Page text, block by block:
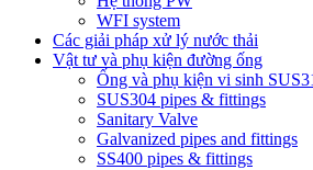
WFI system
Các giải pháp xử lý nước thải
Vật tư và phụ kiện đường ống
Ống và phụ kiện vi sinh
SUS304 pipes & fittings
Sanitary Valve
Galvanized pipes and fittings
SS400 pipes & fittings